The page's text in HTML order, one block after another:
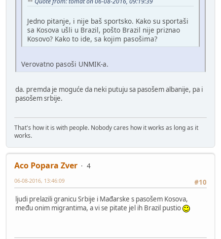
Jedno pitanje, i nije baš sportsko. Kako su sportaši
sa Kosova ušli u Brazil, pošto Brazil nije priznao
Kosovo? Kako to ide, sa kojim pasošima?
Verovatno pasoši UNMIK-a.
da. premda je moguće da neki putuju sa pasošem albanije, pa i
pasošem srbije.
That's how it is with people. Nobody cares how it works as long as it
works.
Aco Popara Zver
4
#10
06-08-2016, 13:46:09
ljudi prelazili granicu Srbije i Mađarske s pasošem Kosova,
među onim migrantima, a vi se pitate jel ih Brazil pustio